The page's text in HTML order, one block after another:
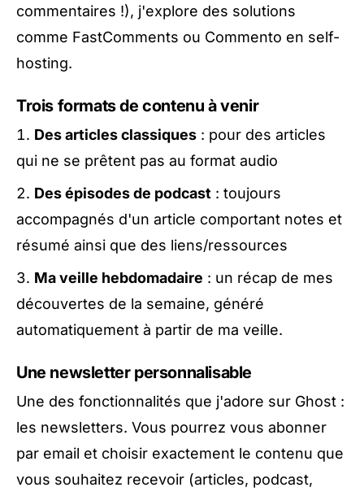
commentaires !), j'explore des solutions
comme FastComments ou Commento en self-
hosting.
Trois formats de contenu à venir
Des articles classiques : pour des articles
qui ne se prêtent pas au format audio
Des épisodes de podcast : toujours
accompagnés d'un article comportant notes et
résumé ainsi que des liens/ressources
Ma veille hebdomadaire : un récap de mes
découvertes de la semaine, généré
automatiquement à partir de ma veille.
Une newsletter personnalisable
Une des fonctionnalités que j'adore sur Ghost :
les newsletters. Vous pourrez vous abonner
par email et choisir exactement le contenu que
vous souhaitez recevoir (articles, podcast,